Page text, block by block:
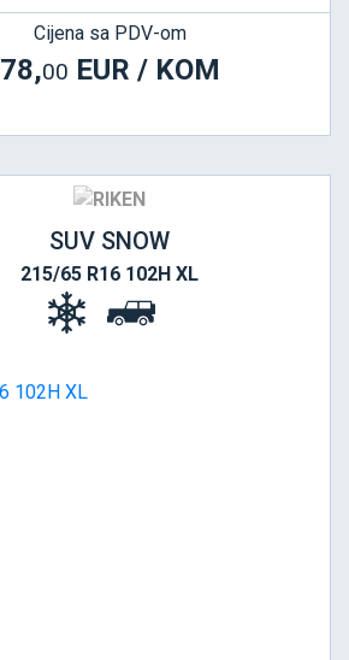
Cijena sa PDV-om
78,00 EUR / KOM
SUV SNOW
215/65 R16 102H XL